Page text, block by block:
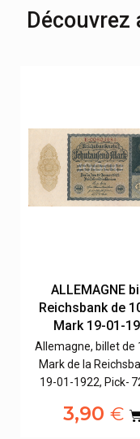
Découvrez
ALLEMAGNE
Reichsbank de
Mark 19-01-
Allemagne, billet de
Mark de la
19-01-1922, Pick-
3,90 €